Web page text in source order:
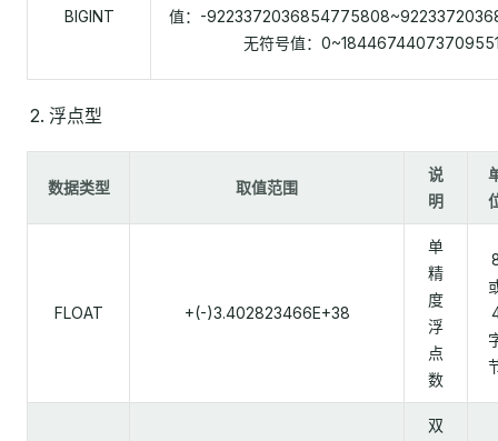
BIGINT
值：-
无符号值：
浮点型
数据类型 取值范围
说
明
FLOAT +(-)3.402823466E+38
单
精
度
浮
点
数
双